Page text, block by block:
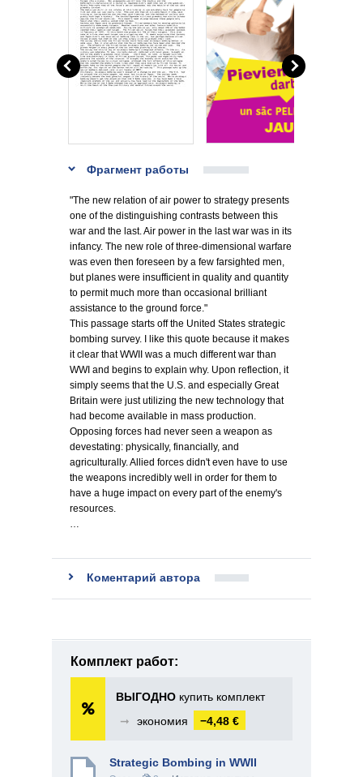
Фрагмент работы
"The new relation of air power to strategy presents
one of the distinguishing contrasts between this
war and the last. Air power in the last war was in its
infancy. The new role of three-dimensional warfare
was even then foreseen by a few farsighted men,
but planes were insufficient in quality and quantity
to permit much more than occasional brilliant
assistance to the ground force."
This passage starts off the United States strategic
bombing survey. I like this quote because it makes
it clear that WWII was a much different war than
WWI and begins to explain why. Upon reflection, it
simply seems that the U.S. and especially Great
Britain were just utilizing the new technology that
had become available in mass production.
Opposing forces had never seen a weapon as
devestating: physically, financially, and
agriculturally. Allied forces didn't even have to use
the weapons incredibly well in order for them to
have a huge impact on every part of the enemy's
resources.
…
Коментарий автора
Комплект работ:
ВЫГОДНО купить комплект
➞
экономия −4,48 €
Strategic Bombing in WWII